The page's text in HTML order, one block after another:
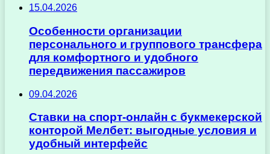
15.04.2026
Особенности организации
персонального и группового трансфера
для комфортного и удобного
передвижения пассажиров
09.04.2026
Ставки на спорт-онлайн с букмекерской
конторой Мелбет: выгодные условия и
удобный интерфейс